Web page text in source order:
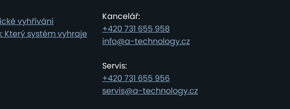
vyhřívání
systém vyhraje
Kancelář:
+420 731 655 958
info@a-technology.cz
Servis:
+420 731 655 956
servis@a-technology.cz